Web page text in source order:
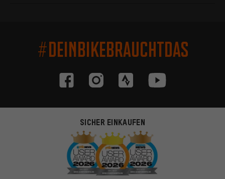
#DEINBIKEBRAUCHTDAS
SICHER EINKAUFEN